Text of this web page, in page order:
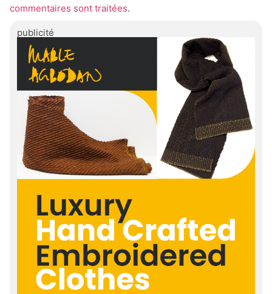
commentaires sont traitées.
publicité